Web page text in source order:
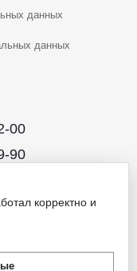
данных
данных
00
90
магазин
интернет-сайт носит
положениями
корректно и